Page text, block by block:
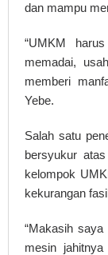
dan mampu
“UMKM
memadai,
memberi
Yebe.
Salah satu
bersyukur
kelompok
kekurangan
“Makasih
mesin